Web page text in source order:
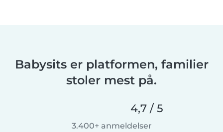
Babysits er platformen, familier
stoler mest på.
4,7 / 5
3.400+ anmeldelser